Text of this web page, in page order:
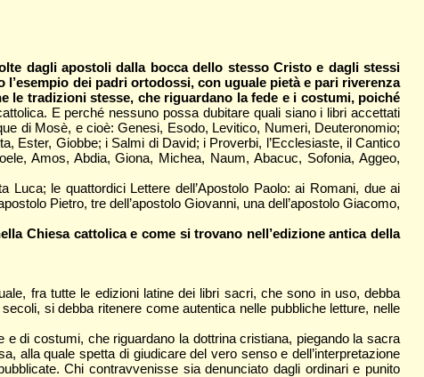
dagli apostoli dalla bocca dello stesso Cristo e dagli stessi
dei padri ortodossi, con uguale pietà e pari riverenza
le tradizioni stesse, che riguardano la fede e i costumi, poiché
E perché nessuno possa dubitare quali siano i libri accettati
di Mosè, e cioè: Genesi, Esodo, Levitico, Numeri, Deuteronomio;
Ester, Giobbe; i Salmi di David; i Proverbi, l’Ecclesiaste, il Cantico
Amos, Abdia, Giona, Michea, Naum, Abacuc, Sofonia, Aggeo,
le quattordici Lettere dell’Apostolo Paolo: ai Romani, due ai
Pietro, tre dell’apostolo Giovanni, una dell’apostolo Giacomo,
Chiesa cattolica e come si trovano nell’edizione antica della
fra tutte le edizioni latine dei libri sacri, che sono in uso, debba
si debba ritenere come autentica nelle pubbliche letture, nelle
di costumi, che riguardano la dottrina cristiana, piegando la sacra
alla quale spetta di giudicare del vero senso e dell’interpretazione
Chi contravvenisse sia denunciato dagli ordinari e punito